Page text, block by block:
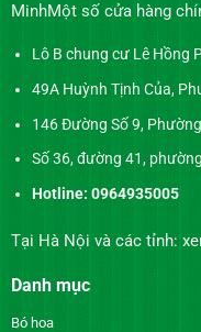
MinhMột số cửa hàng
Lô B chung cư Lê Hồng
49A Huỳnh Tịnh Của,
146 Đường Số 9,
Số 36, đường 41,
Hotline: 0964935005
Tại Hà Nội và các tỉnh:
Danh mục
Bó hoa